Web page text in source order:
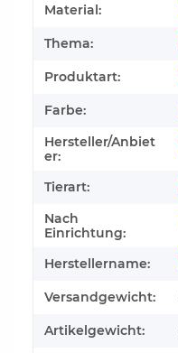
Produkteigenschaft
Wert
Material:
Thema:
Produktart:
Farbe:
Hersteller/Anbiet
er:
Tierart:
Nach
Einrichtung:
Herstellername:
Versandgewicht:
Artikelgewicht: